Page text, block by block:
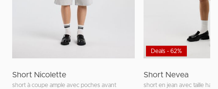
Short Nicolette
short à coupe ample avec poches avant
Deals - 62%
Short Nevea
short en jean avec taille